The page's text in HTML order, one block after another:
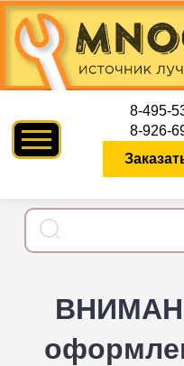
8-495-
8-926-